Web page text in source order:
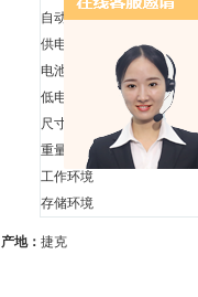
自动关机
供电
电池电量
低电量指示
尺寸
重量
工作环境
存储环境
产地： 捷克